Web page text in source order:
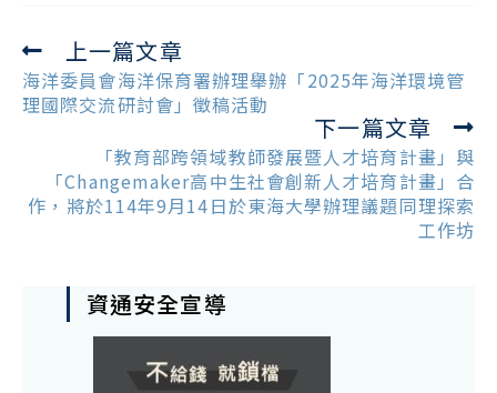
Read
more
articles
上一篇文章
海洋委員會海洋保育署辦理舉辦「2025年海洋環境管
理國際交流研討會」徵稿活動
下一篇文章
「教育部跨領域教師發展暨人才培育計畫」與
「Changemaker高中生社會創新人才培育計畫」合
作，將於114年9月14日於東海大學辦理議題同理探索
工作坊
資通安全宣導